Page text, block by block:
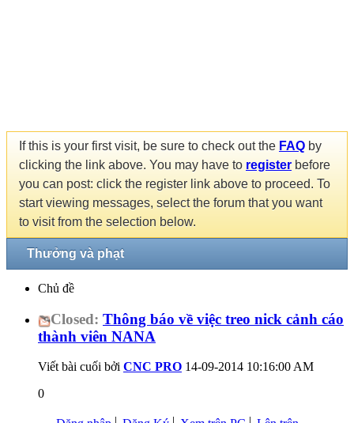
If this is your first visit, be sure to check out the FAQ by
clicking the link above. You may have to register before
you can post: click the register link above to proceed. To
start viewing messages, select the forum that you want
to visit from the selection below.
Thưởng và phạt
Chủ đề
Closed: Thông báo về việc treo nick cảnh cáo
thành viên NANA
Viết bài cuối bởi CNC PRO 14-09-2014 10:16:00 AM
0